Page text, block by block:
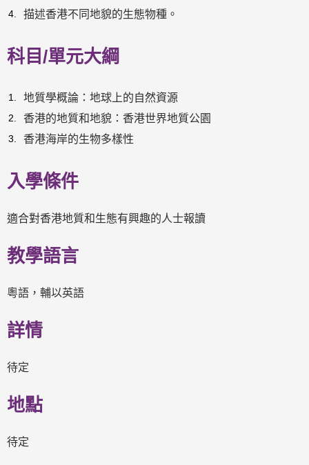
描述香港不同地貌的生態物種。
科目/單元大綱
地質學概論：地球上的自然資源
香港的地質和地貌：香港世界地質公園
香港海岸的生物多樣性
入學條件
適合對香港地質和生態有興趣的人士報讀
教學語言
粵語，輔以英語
詳情
待定
地點
待定